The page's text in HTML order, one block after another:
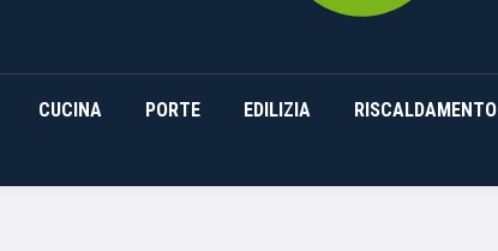
CUCINA PORTE EDILIZIA RISCALDAMENTO